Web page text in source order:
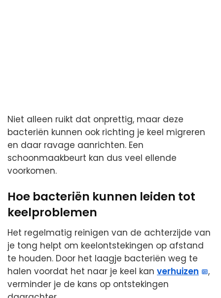
Niet alleen ruikt dat onprettig, maar deze
bacteriën kunnen ook richting je keel migreren
en daar ravage aanrichten. Een
schoonmaakbeurt kan dus veel ellende
voorkomen.
Hoe bacteriën kunnen leiden tot
keelproblemen
Het regelmatig reinigen van de achterzijde van
je tong helpt om keelontstekingen op afstand
te houden. Door het laagje bacteriën weg te
halen voordat het naar je keel kan verhuizen
,
verminder je de kans op ontstekingen